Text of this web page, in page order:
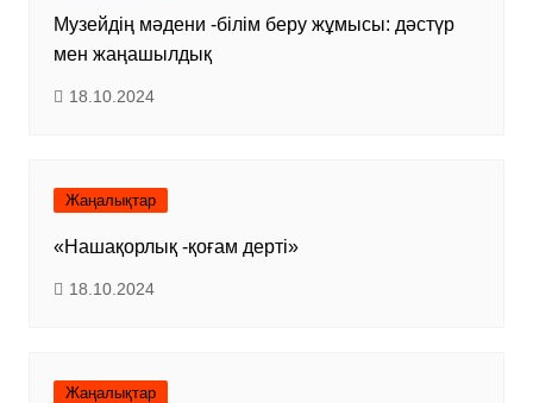
Музейдің мәдени -білім беру жұмысы: дәстүр
мен жаңашылдық
18.10.2024
Жаңалықтар
«Нашақорлық -қоғам дерті»
18.10.2024
Жаңалықтар